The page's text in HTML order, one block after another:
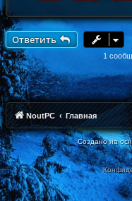
Ответить
1
NoutPC Главная
Создано на